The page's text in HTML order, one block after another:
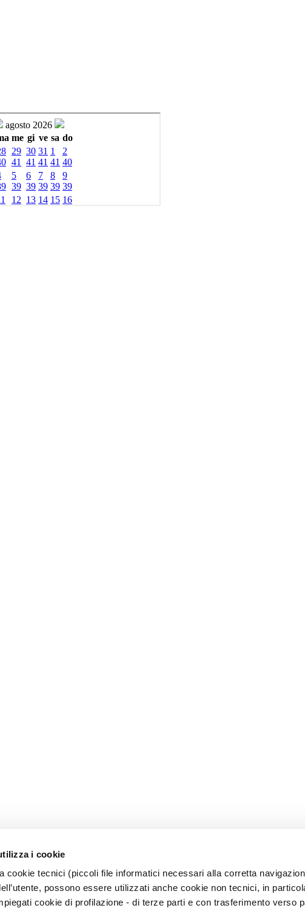
i cookie
cookie tecnici (piccoli file informatici necessari alla corretta
possono essere utilizzati anche cookie non tecnici, in
cookie di profilazione - di terze parti e con trasferimento verso